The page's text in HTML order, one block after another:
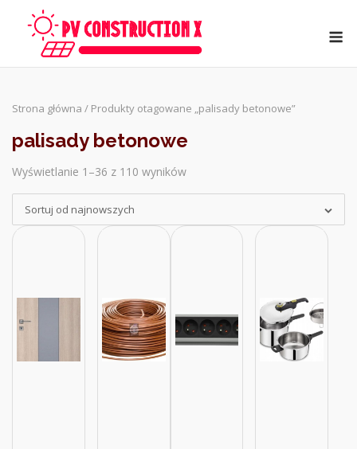
Strona główna / Produkty otagowane „palisady betonowe”
palisady betonowe
Wyświetlanie 1–36 z 110 wyników
latest
Sortuj od najnowszych